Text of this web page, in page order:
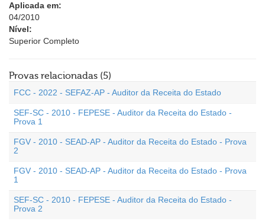
Aplicada em:
04/2010
Nível:
Superior Completo
Provas relacionadas (5)
FCC - 2022 - SEFAZ-AP - Auditor da Receita do Estado
SEF-SC - 2010 - FEPESE - Auditor da Receita do Estado -
Prova 1
FGV - 2010 - SEAD-AP - Auditor da Receita do Estado - Prova
2
FGV - 2010 - SEAD-AP - Auditor da Receita do Estado - Prova
1
SEF-SC - 2010 - FEPESE - Auditor da Receita do Estado -
Prova 2